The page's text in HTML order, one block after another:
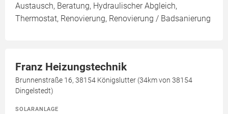
Austausch, Beratung, Hydraulischer Abgleich,
Thermostat, Renovierung, Renovierung / Badsanierung
Franz Heizungstechnik
Brunnenstraße 16, 38154 Königslutter (34km von 38154
Dingelstedt)
SOLARANLAGE